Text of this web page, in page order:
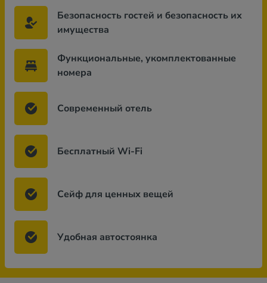
Безопасность гостей и безопасность их
имущества
Функциональные, укомплектованные
номера
Современный отель
Бесплатный Wi-Fi
Сейф для ценных вещей
Удобная автостоянка